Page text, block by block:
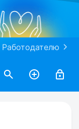
Работодателю